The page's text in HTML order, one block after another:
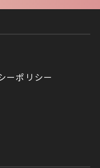
ーポリシー